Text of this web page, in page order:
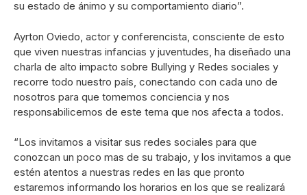
su estado de ánimo y su comportamiento diario”.
Ayrton Oviedo, actor y conferencista, consciente de esto
que viven nuestras infancias y juventudes, ha diseñado una
charla de alto impacto sobre Bullying y Redes sociales y
recorre todo nuestro país, conectando con cada uno de
nosotros para que tomemos conciencia y nos
responsabilicemos de este tema que nos afecta a todos.
“Los invitamos a visitar sus redes sociales para que
conozcan un poco mas de su trabajo, y los invitamos a que
estén atentos a nuestras redes en las que pronto
estaremos informando los horarios en los que se realizará